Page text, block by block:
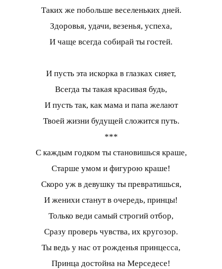
Таких же побольше веселеньких дней.
Здоровья, удачи, везенья, успеха,
И чаще всегда собирай ты гостей.
И пусть эта искорка в глазках сияет,
Всегда ты такая красивая будь,
И пусть так, как мама и папа желают
Твоей жизни будущей сложится путь.
***
С каждым годком ты становишься краше,
Старше умом и фигурою краше!
Скоро уж в девушку ты превратишься,
И женихи станут в очередь, принцы!
Только веди самый строгий отбор,
Сразу проверь чувства, их кругозор.
Ты ведь у нас от рожденья принцесса,
Принца достойна на Мерседесе!